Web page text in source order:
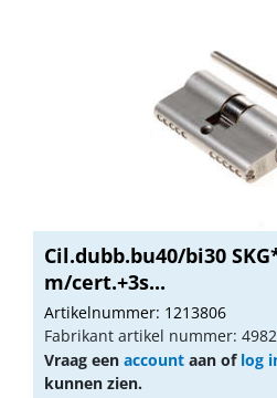
Cil.dubb.bu40/bi30
m/cert.+3s...
Artikelnummer: 1213806
Fabrikant artikel nummer:
Vraag een account aan of log
kunnen zien.